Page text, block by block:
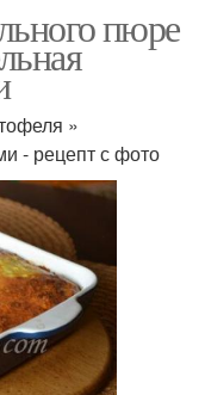
пюре
»
- рецепт с фото